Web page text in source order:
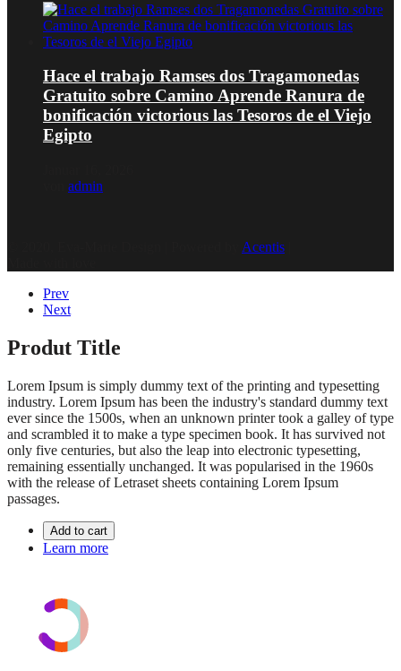
Hace el trabajo Ramses dos Tragamonedas
Gratuito sobre Camino Aprende Ranura de
bonificación victorious las Tesoros de el Viejo
Egipto
admin
Acentis
Prev
Next
Produt Title
Lorem Ipsum is simply dummy text of the printing and typesetting
industry. Lorem Ipsum has been the industry's standard dummy text
ever since the 1500s, when an unknown printer took a galley of type
and scrambled it to make a type specimen book. It has survived not
only five centuries, but also the leap into electronic typesetting,
remaining essentially unchanged. It was popularised in the 1960s
with the release of Letraset sheets containing Lorem Ipsum
passages.
Add to cart
Learn more